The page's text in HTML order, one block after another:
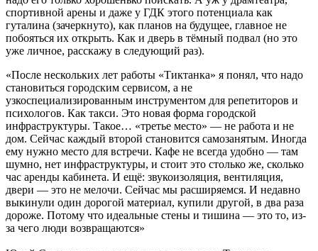
спортивной арены и даже у ГДК этого потенциала как
гуталина (зачеркнуто), как планов на будущее, главное не
побояться их открыть. Как и дверь в тёмный подвал (но это
уже личное, расскажу в следующий раз).
«После нескольких лет работы «Тиктанка» я понял, что надо
становиться городским сервисом, а не
узкоспециализированным инструментом для репетиторов и
психологов. Как такси. Это новая форма городской
инфраструктуры. Такое… «третье место» — не работа и не
дом. Сейчас каждый второй становится самозанятым. Иногда
ему нужно место для встречи. Кафе не всегда удобно — там
шумно, нет инфраструктуры, и стоит это столько же, сколько
час аренды кабинета. И ещё: звукоизоляция, вентиляция,
двери — это не мелочи. Сейчас мы расширяемся. И недавно
выкинули один дорогой материал, купили другой, в два раза
дороже. Потому что идеальные стены и тишина — это то, из-
за чего люди возвращаются»